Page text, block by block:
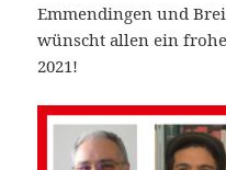
Emmendingen und
wünscht allen ein
2021!